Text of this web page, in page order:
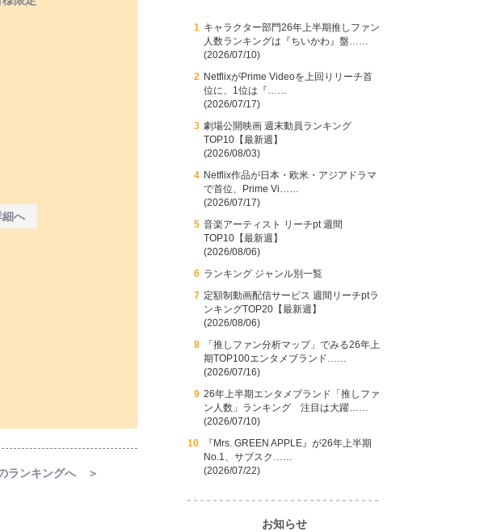
へ
ランキングへ ＞
キャラクター部門26年上半期推しファン
人数ランキングは『ちいかわ』盤……
(2026/07/10)
NetflixがPrime Videoを上回りリーチ首
位に、1位は『……
(2026/07/17)
劇場公開映画 週末動員ランキング
TOP10【最新週】
(2026/08/03)
Netflix作品が日本・欧米・アジアドラマ
で首位、Prime Vi……
(2026/07/17)
音楽アーティスト リーチpt 週間
TOP10【最新週】
(2026/08/06)
ランキング ジャンル別一覧
定額制動画配信サービス 週間リーチptラ
ンキングTOP20【最新週】
(2026/08/06)
「推しファン分析マップ」でみる26年上
期TOP100エンタメブランド……
(2026/07/16)
26年上半期エンタメブランド「推しファ
ン人数」ランキング 注目は大躍……
(2026/07/10)
『Mrs. GREEN APPLE』が26年上半期
No.1、サブスク……
(2026/07/22)
お知らせ